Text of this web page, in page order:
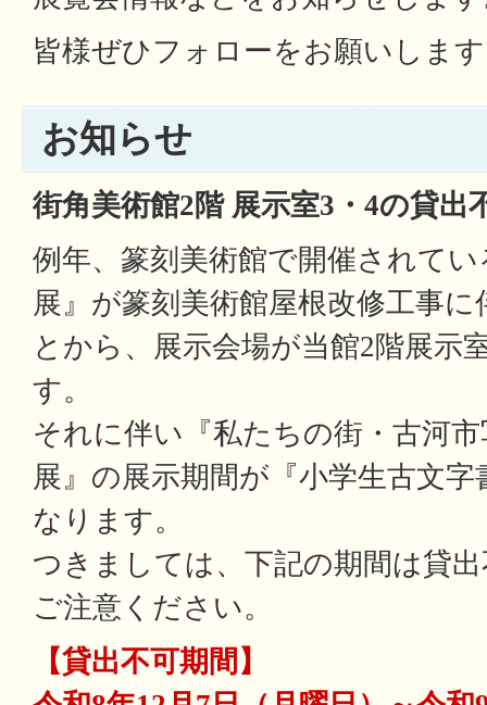
皆様ぜひフォローをお願いしま
お知らせ
街角美術館2階 展示室3・4の貸出
例年、篆刻美術館で開催されて
展』が篆刻美術館屋根改修工事
とから、展示会場が当館2階展示
す。
それに伴い『私たちの街・古河
展』の展示期間が『小学生古文
なります。
つきましては、下記の期間は貸
ご注意ください。
【貸出不可期間】